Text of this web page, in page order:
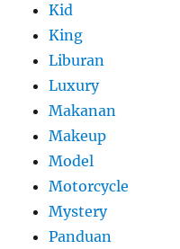
Kid
King
Liburan
Luxury
Makanan
Makeup
Model
Motorcycle
Mystery
Panduan